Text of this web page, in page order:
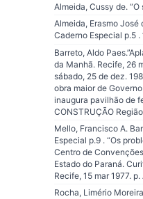
Almeida, Cussy de.
Almeida, Erasmo
Caderno Especial p.5
Barreto, Aldo
da Manhã. Recife, 26
sábado, 25 de dez.
obra maior de
inaugura pavilhão de
CONSTRUÇÃO
Mello, Francisco A.
Especial p.9 . “Os
Centro de
Estado do Paraná.
Recife, 15 mar 1977. p.
Rocha, Limério